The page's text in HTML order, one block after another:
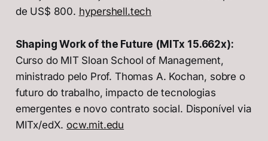
de US$ 800. hypershell.tech
Shaping Work of the Future (MITx 15.662x):
Curso do MIT Sloan School of Management,
ministrado pelo Prof. Thomas A. Kochan, sobre o
futuro do trabalho, impacto de tecnologias
emergentes e novo contrato social. Disponível via
MITx/edX.ocw.mit.edu